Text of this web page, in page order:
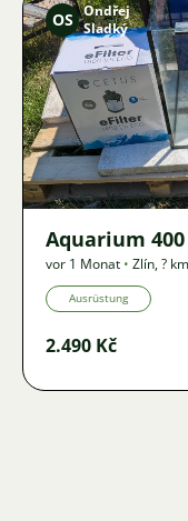
OS Ondřej
Sladký
Aquarium
vor 1 Monat • Zlín,? km
Ausrüstung
2.490 Kč